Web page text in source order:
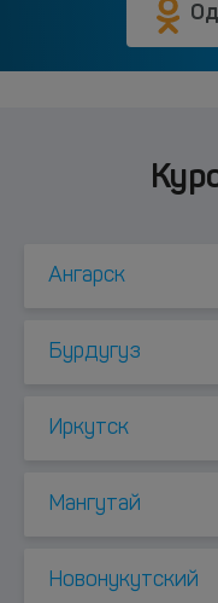
Ангарск
Бурдугуз
Иркутск
Мангутай
Новонукутский